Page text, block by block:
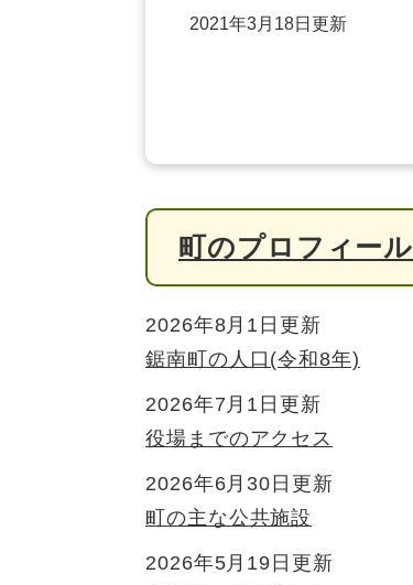
2021年3月18日更新
町のプロフィール
2026年8月1日更新
鋸南町の人口(令和8年)
2026年7月1日更新
役場までのアクセス
2026年6月30日更新
町の主な公共施設
2026年5月19日更新